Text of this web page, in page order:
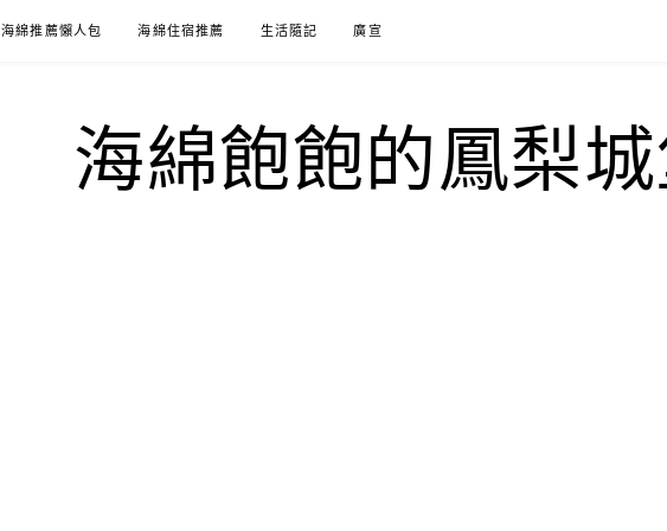
海綿推薦懶人包 海綿住宿推薦 生活隨記 廣宣
海綿飽飽的鳳梨